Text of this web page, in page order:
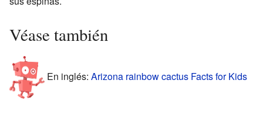
Véase también
En inglés: Arizona rainbow cactus Facts for Kids